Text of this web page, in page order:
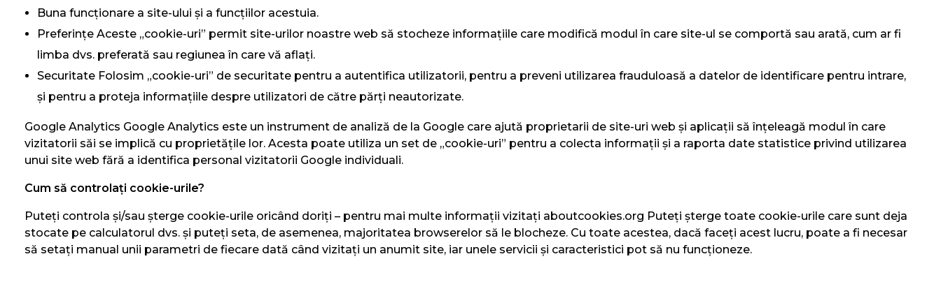
Buna funcționare a site-ului și a funcțiilor acestuia.
Preferințe Aceste „cookie-uri” permit site-urilor noastre web să stocheze informațiile care modifică modul în care site-ul se comportă sau arată, cum ar fi
limba dvs. preferată sau regiunea în care vă aflați.
Securitate Folosim „cookie-uri” de securitate pentru a autentifica utilizatorii, pentru a preveni utilizarea frauduloasă a datelor de identificare pentru intrare,
și pentru a proteja informațiile despre utilizatori de către părți neautorizate.
Google Analytics Google Analytics este un instrument de analiză de la Google care ajută proprietarii de site-uri web și aplicații să înțeleagă modul în care
vizitatorii săi se implică cu proprietățile lor. Acesta poate utiliza un set de „cookie-uri” pentru a colecta informații și a raporta date statistice privind utilizarea
unui site web fără a identifica personal vizitatorii Google individuali.
Cum să controlați cookie-urile?
Puteți controla și/sau șterge cookie-urile oricând doriți – pentru mai multe informații vizitați aboutcookies.org Puteți șterge toate cookie-urile care sunt deja
stocate pe calculatorul dvs. și puteți seta, de asemenea, majoritatea browserelor să le blocheze. Cu toate acestea, dacă faceți acest lucru, poate a fi necesar
să setați manual unii parametri de fiecare dată când vizitați un anumit site, iar unele servicii și caracteristici pot să nu funcționeze.